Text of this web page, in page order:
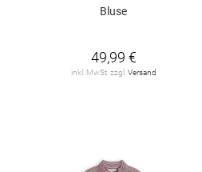
Bluse
49,99 €
inkl. MwSt. zzgl. Versand